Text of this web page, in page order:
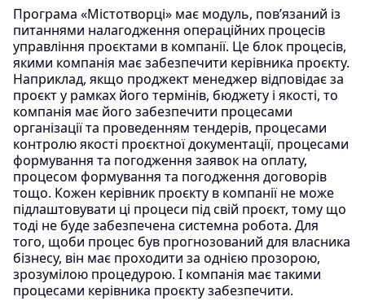
Програма «Містотворці» має модуль, пов’язаний із
питаннями налагодження операційних процесів
управління проєктами в компанії. Це блок процесів,
якими компанія має забезпечити керівника проєкту.
Наприклад, якщо проджект менеджер відповідає за
проєкт у рамках його термінів, бюджету і якості, то
компанія має його забезпечити процесами
організації та проведенням тендерів, процесами
контролю якості проєктної документації, процесами
формування та погодження заявок на оплату,
процесом формування та погодження договорів
тощо. Кожен керівник проєкту в компанії не може
підлаштовувати ці процеси під свій проєкт, тому що
тоді не буде забезпечена системна робота. Для
того, щоби процес був прогнозований для власника
бізнесу, він має проходити за однією прозорою,
зрозумілою процедурою. І компанія має такими
процесами керівника проєкту забезпечити.